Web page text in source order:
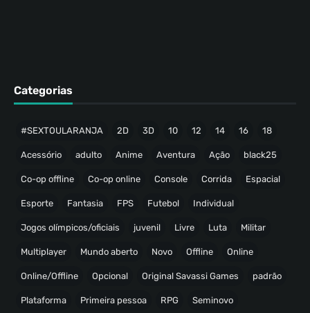
Categorias
#SEXTOULARANJA 2D 3D 10 12 14 16 18
Acessório adulto Anime Aventura Ação black25
Co-op offline Co-op online Console Corrida Espacial
Esporte Fantasia FPS Futebol Individual
Jogos olímpicos/oficiais juvenil Livre Luta Militar
Multiplayer Mundo aberto Novo Offline Online
Online/Offline Opcional Original Savassi Games padrão
Plataforma Primeira pessoa RPG Seminovo